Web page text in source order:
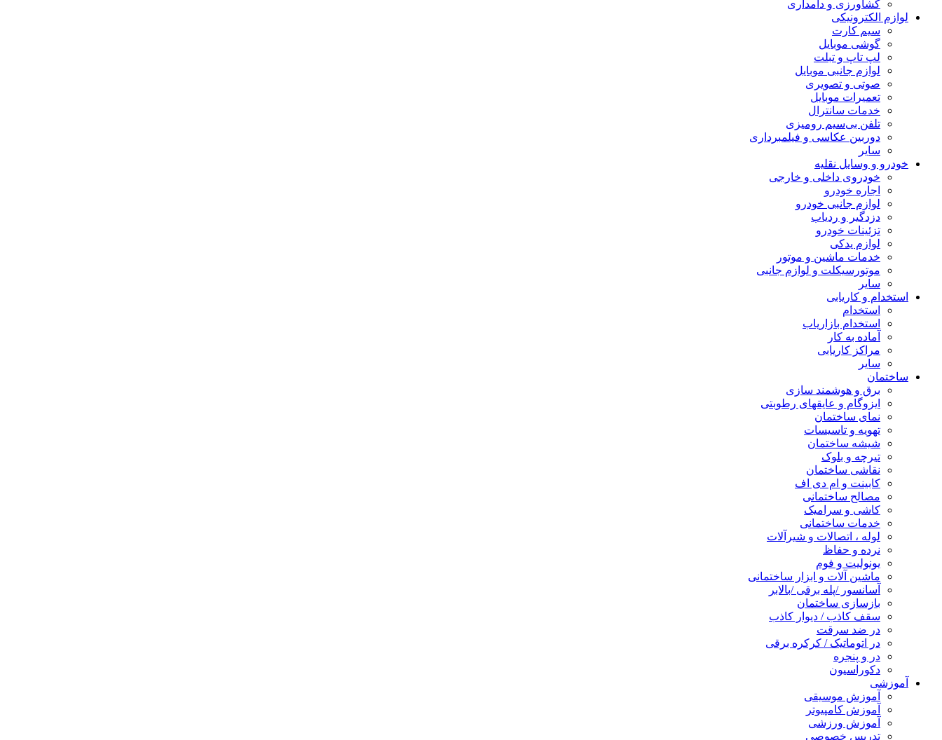
کشاورزی و دامداری
لوازم الکترونیکی
سیم کارت
گوشی موبایل
لپ تاپ و تبلت
لوازم جانبی موبایل
صوتی و تصویری
تعمیرات موبایل
خدمات سانترال
تلفن بی‌سیم رومیزی
دوربین عکاسی و فیلمبرداری
سایر
خودرو و وسایل نقلیه
خودروی داخلی و خارجی
اجاره خودرو
لوازم جانبی خودرو
دزدگیر و ردیاب
تزئینات خودرو
لوازم یدکی
خدمات ماشین و موتور
موتورسیکلت و لوازم جانبی
سایر
استخدام و کاریابی
استخدام
استخدام بازاریاب
آماده به کار
مراکز کاریابی
سایر
ساختمان
برق و هوشمند سازی
ایزوگام و عایقهای رطوبتی
نمای ساختمان
تهویه و تاسیسات
شیشه ساختمان
تیرچه و بلوک
نقاشی ساختمان
کابینت و ام دی اف
مصالح ساختمانی
کاشی و سرامیک
خدمات ساختمانی
لوله ، اتصالات و شیرآلات
نرده و حفاظ
یونولیت و فوم
ماشین آلات و ابزار ساختمانی
آسانسور /پله برقی /بالابر
بازسازی ساختمان
سقف کاذب / دیوار کاذب
در ضد سرقت
در اتوماتیک / کرکره برقی
در و پنجره
دکوراسیون
آموزشی
آموزش موسیقی
آموزش کامپیوتر
آموزش ورزشی
تدریس خصوصی